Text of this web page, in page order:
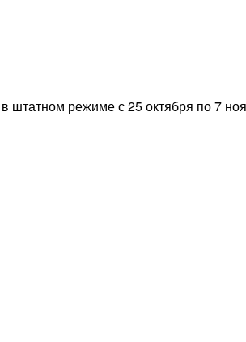
штатном режиме с 25 октября по 7